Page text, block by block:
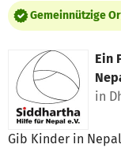
Gemeinnützige
Ein
in
Gib Kinder in